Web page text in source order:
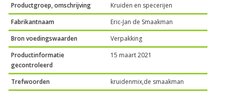
Productgroep, omschrijving
Kruiden en specerijen
Fabrikantnaam
Eric-Jan de Smaakman
Bron voedingswaarden
Verpakking
Productinformatie
gecontroleerd
15 maart 2021
Trefwoorden kruidenmix,de smaakman